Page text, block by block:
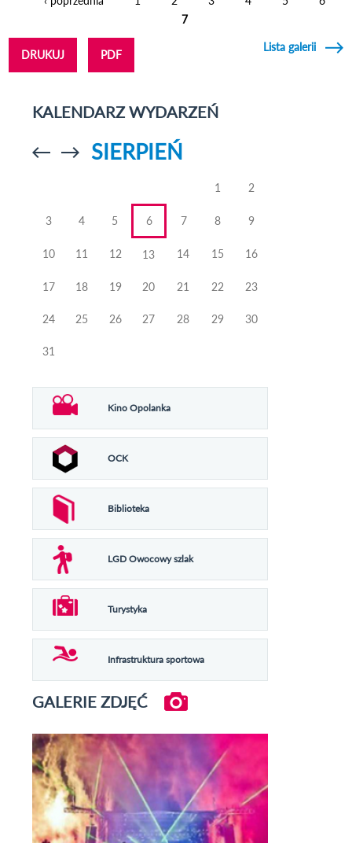
7
DRUKUJ PDF
Lista galerii
KALENDARZ WYDARZEŃ
Przejdź doPrzejdź do
SIERPIEŃ
1 2
3 4 5 6 7 8 9
10 11 12 13 14 15 16
17 18 19 20 21 22 23
24 25 26 27 28 29 30
31
Kino Opolanka
OCK
Biblioteka
LGD Owocowy szlak
Turystyka
Infrastruktura sportowa
GALERIE ZDJĘĆ